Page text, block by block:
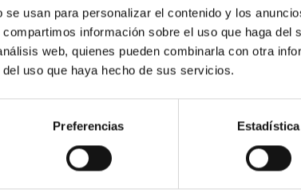
usan para personalizar el contenido y los
información sobre el uso que haga del
web, quienes pueden combinarla con otra
uso que haya hecho de sus servicios.
Preferencias Estadística